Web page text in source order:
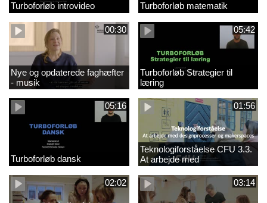
Turboforløb introvideo Turboforløb matematik
00:30
Nye og opdaterede faghæfter
- musik
05:42
Turboforløb Strategier til
læring
05:16
Turboforløb dansk
01:56
Teknologiforståelse CFU 3.3.
At arbejde med
designprocesser og
makerspaces
02:02 03:14